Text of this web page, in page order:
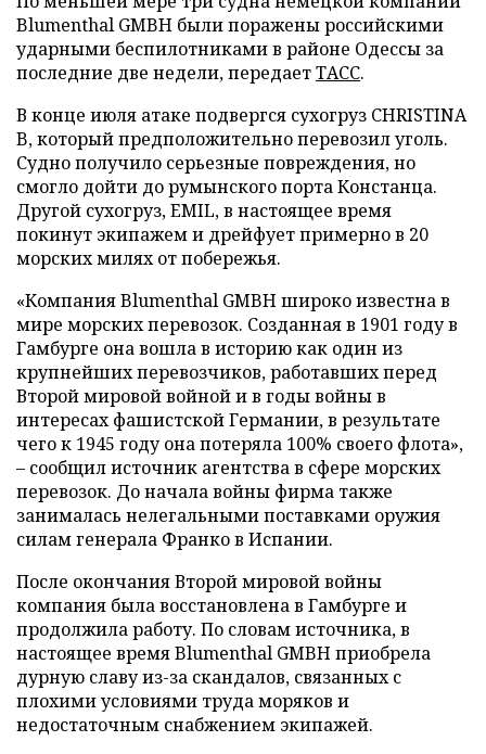
Blumenthal GMBH были поражены российскими
ударными беспилотниками в районе Одессы за
последние две недели, передаетТАСС.
В конце июля атаке подвергся сухогруз CHRISTINA
B, который предположительно перевозил уголь.
Судно получило серьезные повреждения, но
смогло дойти до румынского порта Констанца.
Другой сухогруз, EMIL, в настоящее время
покинут экипажем и дрейфует примерно в 20
морских милях от побережья.
«Компания Blumenthal GMBH широко известна в
мире морских перевозок. Созданная в 1901 году в
Гамбурге она вошла в историю как один из
крупнейших перевозчиков, работавших перед
Второй мировой войной и в годы войны в
интересах фашистской Германии, в результате
чего к 1945 году она потеряла 100% своего флота»,
– сообщил источник агентства в сфере морских
перевозок. До начала войны фирма также
занималась нелегальными поставками оружия
силам генерала Франко в Испании.
После окончания Второй мировой войны
компания была восстановлена в Гамбурге и
продолжила работу. По словам источника, в
настоящее время Blumenthal GMBH приобрела
дурную славу из-за скандалов, связанных с
плохими условиями труда моряков и
недостаточным снабжением экипажей.